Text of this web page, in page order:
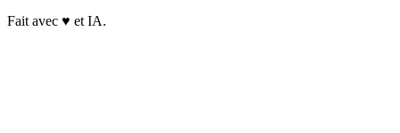
Fait avec ♥ et IA.